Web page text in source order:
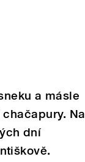
a másle
Na
dní